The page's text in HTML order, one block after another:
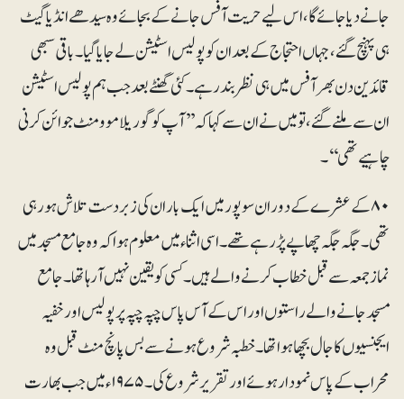
جانے دیا جائے گا، اس لیے حریت آفس جانے کے بجائے وہ سیدھے انڈیا گیٹ
ہی پہنچ گئے، جہاں احتجاج کے بعد ان کو پولیس اسٹیشن لے جایا گیا۔ باقی سبھی
قائدین دن بھر آفس میں ہی نظر بند رہے۔کئی گھنٹے بعد جب ہم پولیس اسٹیشن
ان سے ملنے گئے،تو میں نے ان سے کہا کہ ’’آپ کو گوریلا موومنٹ جوائن کرنی
چاہیے تھی‘‘۔
۸۰ کے عشرے کے دوران سوپور میں ایک بار ان کی زبردست تلاش ہو رہی
تھی۔ جگہ جگہ چھاپے پڑ رہے تھے۔ اسی اثناء میں معلوم ہوا کہ وہ جامع مسجد میں
نماز جمعہ سے قبل خطاب کرنے والے ہیں۔ کسی کو یقین نہیں آرہا تھا۔ جامع
مسجد جانے والے راستوں اور اس کے آس پاس چپہ چپہ پر پولیس اور خفیہ
ایجنسیوں کا جال بچھا ہوا تھا۔خطبہ شروع ہونے سے بس پانچ منٹ قبل وہ
محراب کے پاس نمودار ہوئے اور تقریر شروع کی۔ ۱۹۷۵ء میں جب بھارت